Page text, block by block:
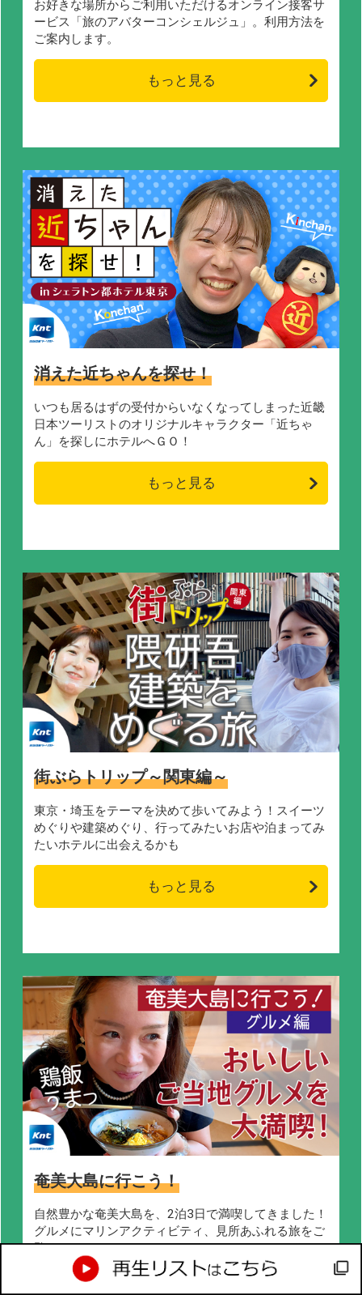
お好きな場所からご利用いただけるオンライン接客サ
ービス「旅のアバターコンシェルジュ」。利用方法を
ご案内します。
もっと見る
消えた近ちゃんを探せ！
いつも居るはずの受付からいなくなってしまった近畿
日本ツーリストのオリジナルキャラクター「近ちゃ
ん」を探しにホテルへＧＯ！
もっと見る
街ぶらトリップ～関東編～
東京・埼玉をテーマを決めて歩いてみよう！スイーツ
めぐりや建築めぐり、行ってみたいお店や泊まってみ
たいホテルに出会えるかも
もっと見る
奄美大島に行こう！
自然豊かな奄美大島を、2泊3日で満喫してきました！
グルメにマリンアクティビティ、見所あふれる旅をご
覧ください。
もっと見る